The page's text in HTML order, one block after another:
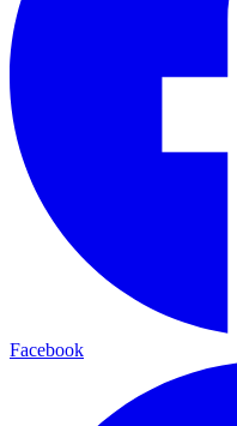
Facebook